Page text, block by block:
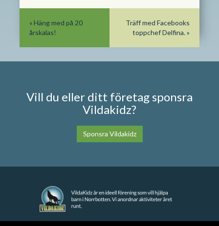
Träff med Facebooks
toppchef Delfina.»
« Häng med på 20
årskalas!
Vill du eller ditt företag sponsra
Vildakidz?
Sponsra Vildakidz